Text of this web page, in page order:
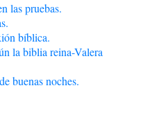
las pruebas.
bíblica.
la biblia reina-Valera
buenas noches.